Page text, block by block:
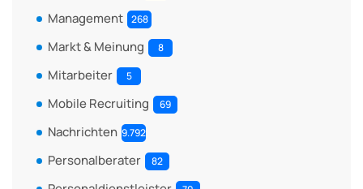
Management 268
Markt & Meinung 8
Mitarbeiter 5
Mobile Recruiting 69
Nachrichten 9.792
Personalberater 82